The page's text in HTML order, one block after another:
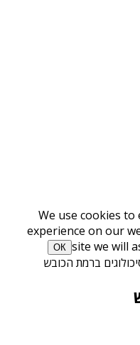
We use cookies
experience on our
site we will
ОК
ברמת הכובש